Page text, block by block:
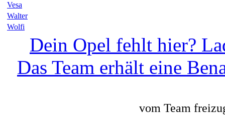
Vesa
Walter
Wolfi
Dein Opel fehlt hier?
Das Team erhält eine
vom Team